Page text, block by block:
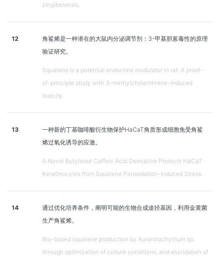
zingiberensis.
12
角鲨烯是一种潜在的大鼠内分泌调节剂：3-甲基胆蒽毒性的原理
验证研究。
Squalene is a potential endocrine modulator in rat: A proof-
of-principle study with 3-methylcholanthrene-induced
toxicity.
13
一种新的丁基咖啡酸衍生物保护HaCaT角质形成细胞免受角鲨
烯过氧化诱导的应激。
A Novel Butylated Caffeic Acid Derivative Protects HaCaT
Keratinocytes from Squalene Peroxidation-Induced Stress.
14
通过优化培养条件，阐明可能的生物合成途径基因，利用金黄菌
生产角鲨烯。
Bio-based squalene production by Aurantiochytrium sp.
through optimization of culture conditions, and elucidation of